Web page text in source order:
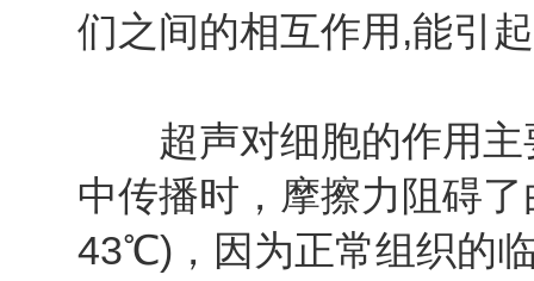
们之间的相互作用,能引
超声对细胞的作用主
中传播时，摩擦力阻碍
43℃)，因为正常组织的